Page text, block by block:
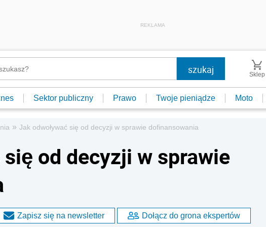
REKLAMA
Sklep
Sektor publiczny Prawo Twoje pieniądze Moto
» Jak odwoływać się od decyzji w sprawie dofinansowania
od decyzji w sprawie
Zapisz się na newsletter Dołącz do grona ekspertów